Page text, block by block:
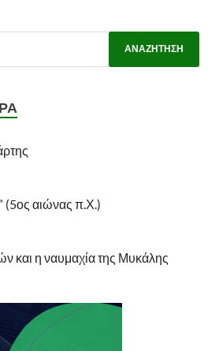
αιώνας π.Χ.)
και η ναυμαχία της Μυκάλης